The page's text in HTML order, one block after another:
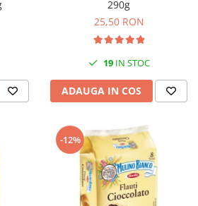
290g
25,50 RON
19IN STOC
ADAUGA IN COS
-12%